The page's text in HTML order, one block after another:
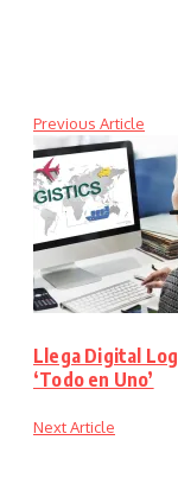
Previous Article
Llega Digital
‘Todo en Uno’
Next Article